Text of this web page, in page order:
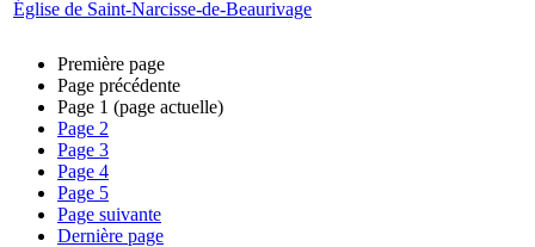
Église de Saint-Narcisse-de-Beaurivage
Première page
Page précédente
Page 1 (page actuelle)
Page 2
Page 3
Page 4
Page 5
Page suivante
Dernière page